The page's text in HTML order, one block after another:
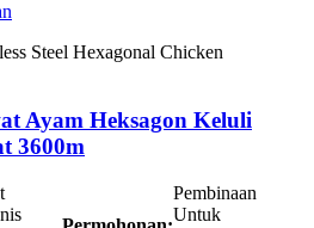
Ayam Heksagon Keluli
3600m
Pembinaan
Untuk